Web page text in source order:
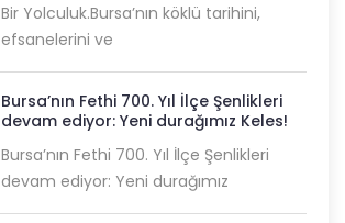
Bir Yolculuk.Bursa’nın köklü tarihini,
efsanelerini ve
Bursa’nın Fethi 700. Yıl İlçe Şenlikleri
devam ediyor: Yeni durağımız Keles!
Bursa’nın Fethi 700. Yıl İlçe Şenlikleri
devam ediyor: Yeni durağımız